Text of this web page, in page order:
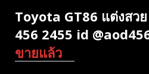
Toyota GT86 แต่งสว
456 2455 id
ขายแล้ว